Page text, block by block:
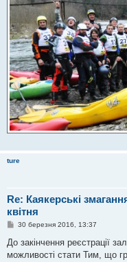
ture
Re: Каякерські
квітня
П
в
д
30 березня 2016, 13:37
До закінчення реєстрації
можливості стати Тим, що